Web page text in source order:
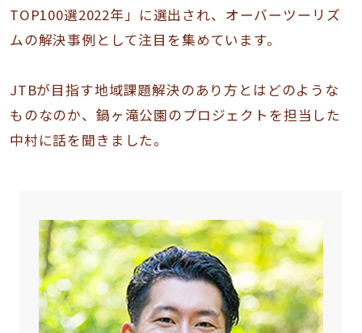
TOP100選2022年」に選出され、オーバーツーリズ
ムの解決事例として注目を集めています。
JTBが目指す地域課題解決のあり方とはどのような
ものなのか、鍋ヶ滝公園のプロジェクトを担当した
中村に話を聞きました。